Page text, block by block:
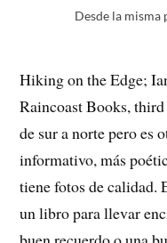
Desde la
Hiking on the Edge;
Raincoast Books,
de sur a norte pero es
informativo, más
tiene fotos de calidad.
un libro para llevar